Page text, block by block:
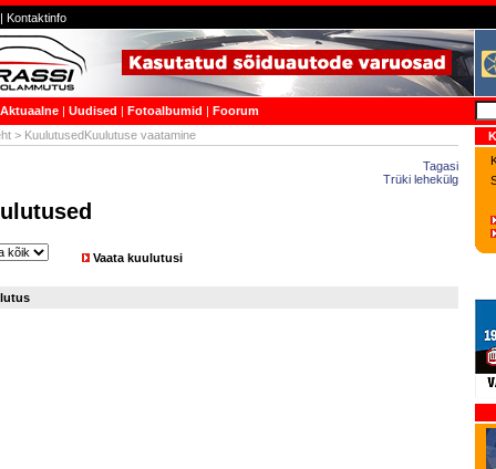
Kontaktinfo
Aktuaalne | Uudised | Fotoalbumid | Foorum
> KuulutusedKuulutuse vaatamine
Tagasi
Trüki lehekülg
Vaata kuulutusi